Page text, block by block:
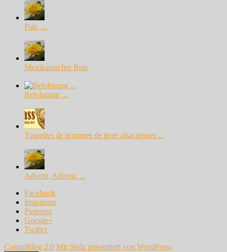
Puh, ...
Mexikanischer Reis
Belohnung ...
Tourelles de pommes de terre alsaciennes ...
Advent, Advent, ...
Facebook
Instagram
Pinterest
Google+
Twitter
CorumBlog 2.0 Mit Stolz präsentiert von WordPress